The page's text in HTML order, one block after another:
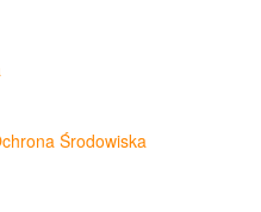
Środowiska